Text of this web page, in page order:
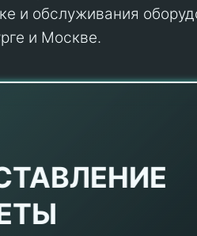
и обслуживания
и Москве.
Наши